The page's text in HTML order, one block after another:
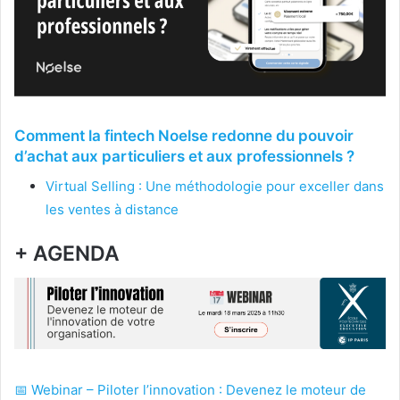
Comment la fintech Noelse redonne du pouvoir
d’achat aux particuliers et aux professionnels ?
Virtual Selling : Une méthodologie pour exceller dans
les ventes à distance
+ AGENDA
📅 Webinar – Piloter l’innovation : Devenez le moteur de